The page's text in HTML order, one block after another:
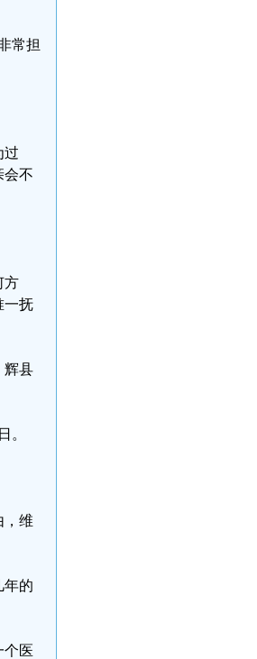
常担
过
会不
方
一抚
辉县
。
，维
年的
个医